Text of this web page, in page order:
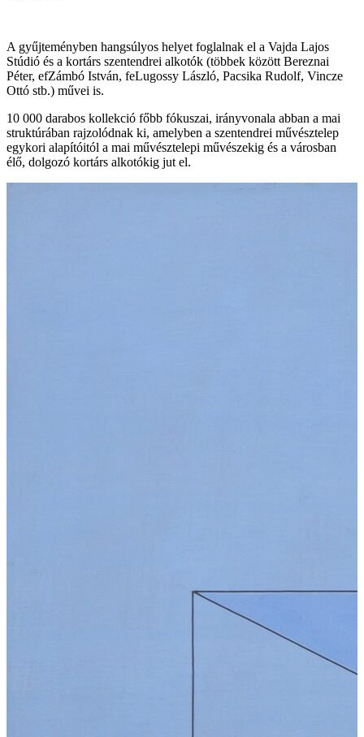
A gyűjteményben hangsúlyos helyet foglalnak el a Vajda Lajos
Stúdió és a kortárs szentendrei alkotók (többek között Bereznai
Péter, efZámbó István, feLugossy László, Pacsika Rudolf, Vincze
Ottó stb.) művei is.
10 000 darabos kollekció főbb fókuszai, irányvonala abban a mai
struktúrában rajzolódnak ki, amelyben a szentendrei művésztelep
egykori alapítóitól a mai művésztelepi művészekig és a városban
élő, dolgozó kortárs alkotókig jut el.